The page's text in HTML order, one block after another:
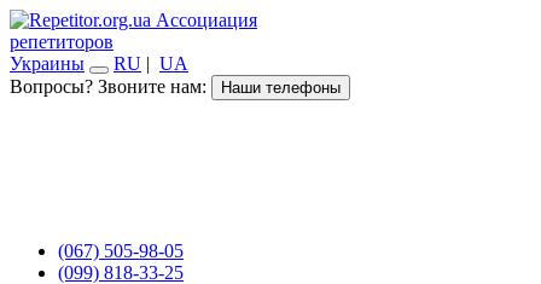
Ассоциация
репетиторов
Украины
RU | UA
Вопросы? Звоните нам:
Наши телефоны
(067) 505-98-05
(099) 818-33-25